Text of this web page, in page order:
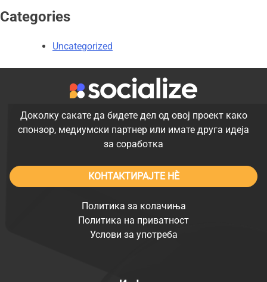
Categories
Uncategorized
Доколку сакате да бидете дел од овој проект како
спонзор, медиумски партнер или имате друга идеја
за соработка
КОНТАКТИРАЈТЕ НÈ
Политика за колачиња
Политика на приватност
Услови за употреба